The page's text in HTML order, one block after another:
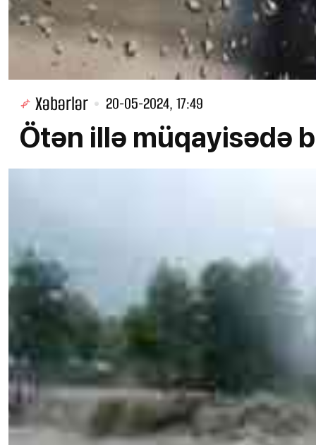
Xəbərlər 20-05-2024, 17:49
Ötən illə müqayisədə